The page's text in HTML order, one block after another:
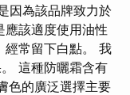
因為該品牌致力於
該適度使用油性
經常留下白點。 我
這種防曬霜含有
色的廣泛選擇主要